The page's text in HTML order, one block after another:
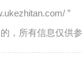
”
，所有信息仅供